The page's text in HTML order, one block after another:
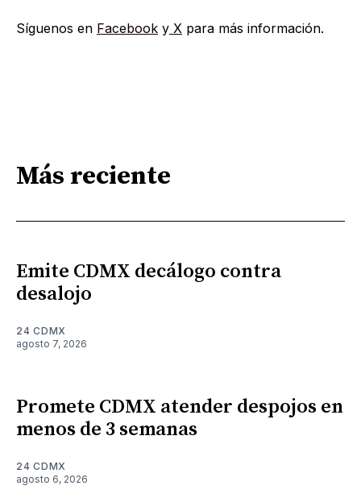
Síguenos en Facebook y X para más información.
Más reciente
Emite CDMX decálogo contra
desalojo
24 CDMX
agosto 7, 2026
Promete CDMX atender despojos en
menos de 3 semanas
24 CDMX
agosto 6, 2026